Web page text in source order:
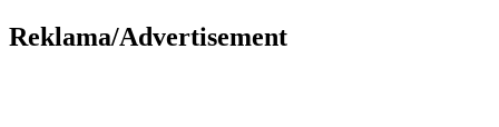
Reklama/Advertisement